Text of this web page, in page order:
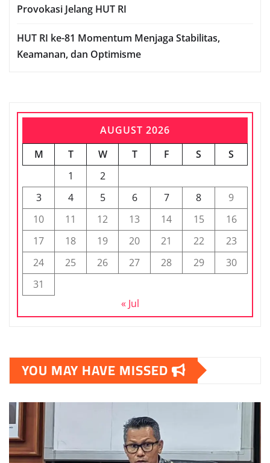
Provokasi Jelang HUT RI
HUT RI ke-81 Momentum Menjaga Stabilitas,
Keamanan, dan Optimisme
AUGUST 2026
M
T W T F S
S
1
2
3
4 5 6 7 8
9
10
11 12 13 14 15
16
17
18 19 20 21 22
23
24
25 26 27 28 29
30
31
« Jul
YOU MAY HAVE MISSED